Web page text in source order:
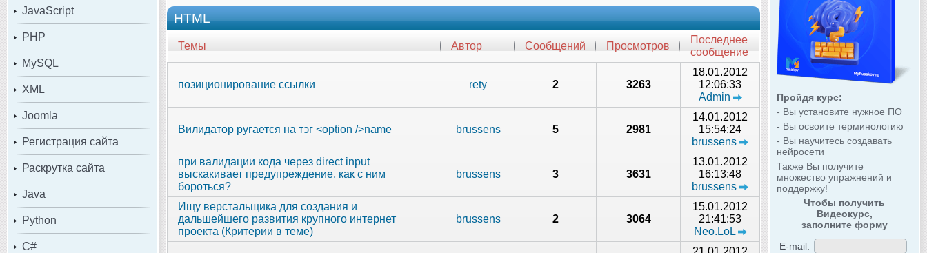
JavaScript
PHP
MySQL
XML
Joomla
Регистрация сайта
Раскрутка сайта
Java
Python
C#
Пройдя курс:
- Вы установите нужное ПО
- Вы освоите терминологию
- Вы научитесь создавать
нейросети
Также Вы получите
множество упражнений и
поддержку!
Чтобы получить
Видеокурс,
заполните форму
E-mail:
HTML
Темы Автор Сообщений Просмотров
Последнее
сообщение
позиционирование ссылки rety 2 3263
18.01.2012
12:06:33
Admin
Вилидатор ругается на тэг <option />name brussens 5 2981
14.01.2012
15:54:24
brussens
при валидации кода через direct input
выскакивает предупреждение, как с ним
бороться?
brussens 3 3631
13.01.2012
16:13:48
brussens
Ищу верстальщика для создания и
дальшейшего развития крупного интернет
проекта (Критерии в теме)
brussens 2 3064
15.01.2012
21:41:53
Neo.LoL